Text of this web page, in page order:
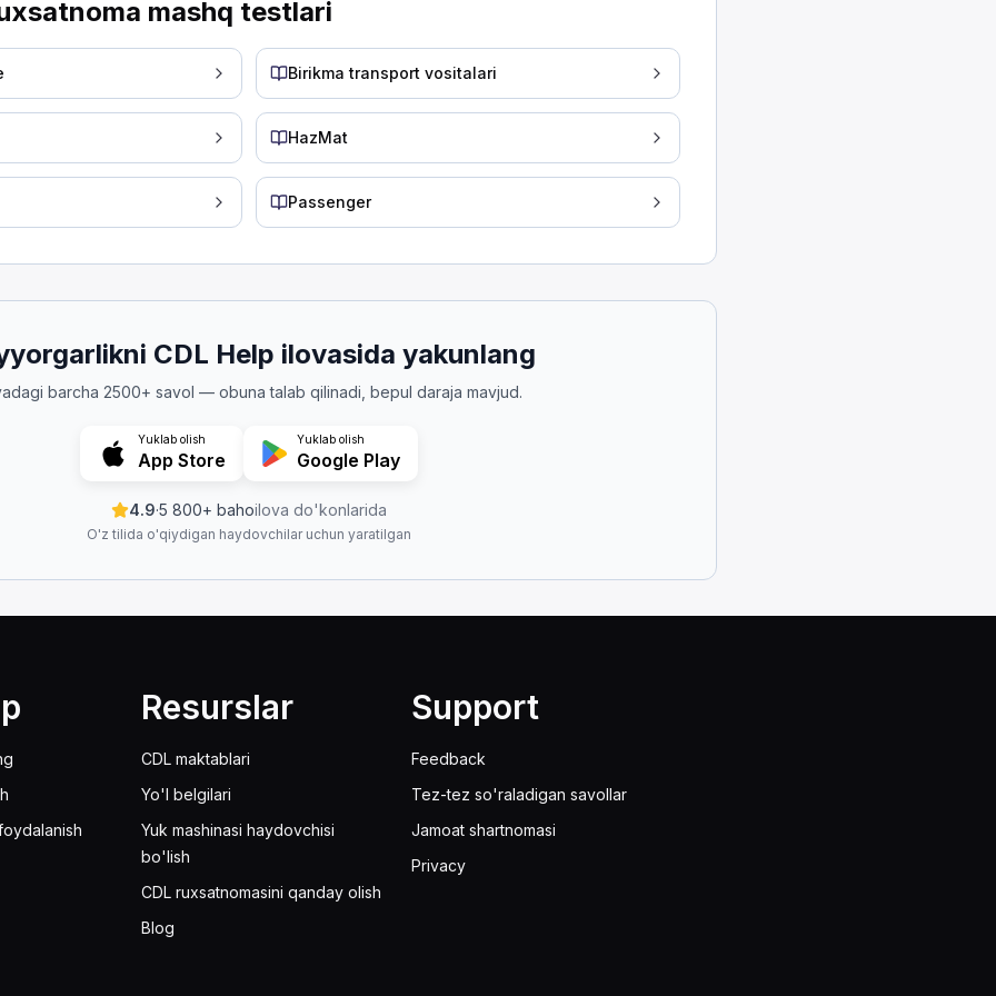
tutishini ta'minlang.
himoya klapanini tekshirishingiz kerak?
havo yo'qolsa favqulodda tormozlarning to'satdan ishga tushishini to'xtatish uchun, havo
ochsangiz, dolli tortish shtangasi to'satdan yuqoriga otilishi mumkin. Buning sababi, pintle kryuk
haqidagi qaysi gap noto'g'ri?
uchun ko'proq joy kerak. Bu treylerlar bitta treylerga qaraganda uzunroq va boshqarish qiyinroq,
traktorning orqa qismi kabi, dollida beshinchi g'ildirak va bitta yoki ikkita o'q bor.
mashq testlari
Birikma transport vositalari
HazMat
Passenger
CDL Help ilovasida yakunlang
barcha 2500+ savol — obuna talab qilinadi, bepul daraja mavjud.
Yuklab olish
App Store
Yuklab olish
Google Play
4.9·5 800+ bahoilova do'konlarida
O'z tilida o'qiydigan haydovchilar uchun yaratilgan
Resurslar
CDL maktablari
Yo'l belgilari
Yuk mashinasi haydovchisi
bo'lish
CDL ruxsatnomasini qanday olish
Blog
Support
Feedback
Tez-tez so'raladigan savollar
Jamoat shartnomasi
Privacy